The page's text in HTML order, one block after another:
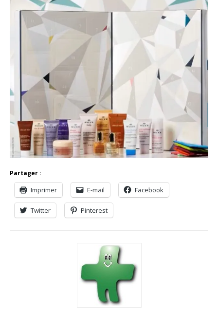
Partager :
Imprimer E-mail Facebook
Twitter Pinterest